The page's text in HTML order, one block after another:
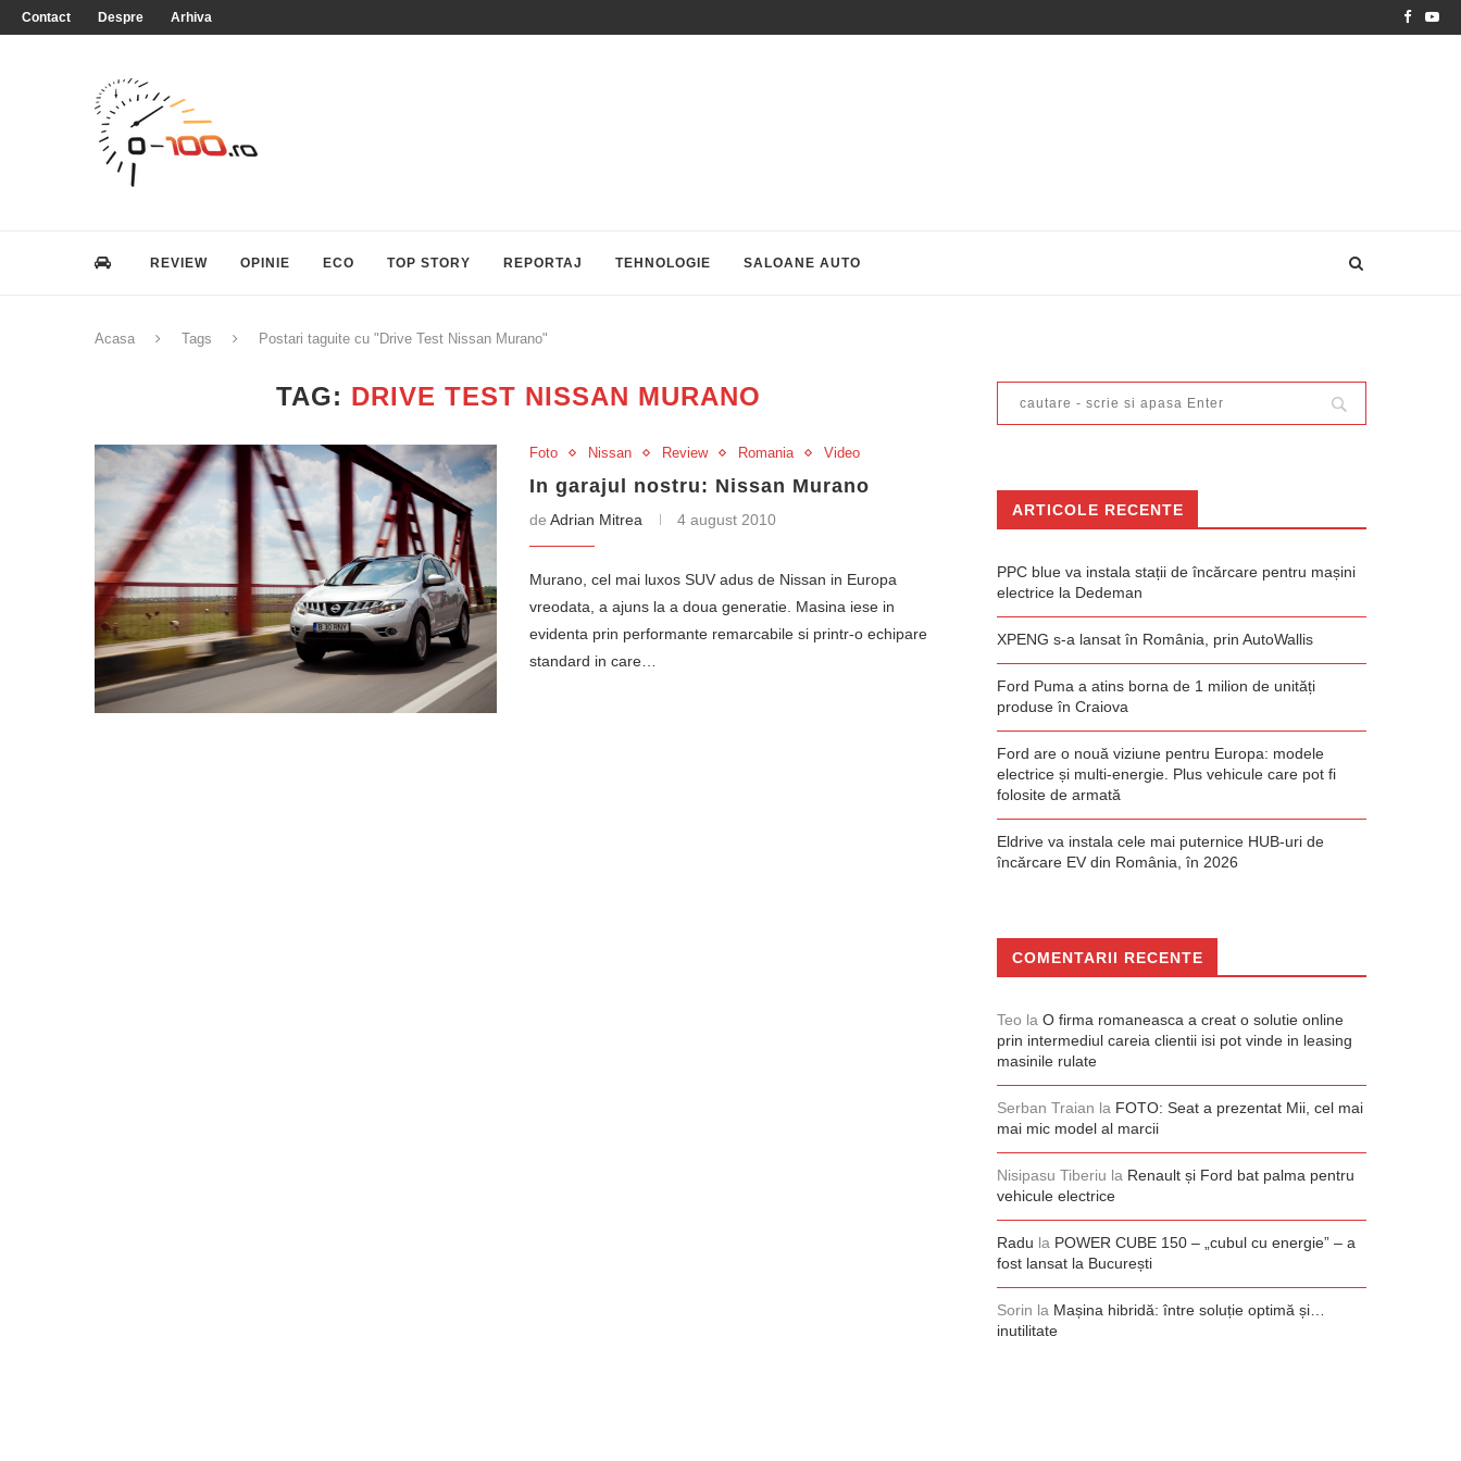
Contact Despre Arhiva
REVIEW OPINIE ECO TOP STORY REPORTAJ TEHNOLOGIE SALOANE AUTO
Acasa Tags Postari taguite cu "Drive Test Nissan Murano"
TAG: DRIVE TEST NISSAN MURANO
Foto Nissan Review Romania Video
In garajul nostru: Nissan Murano
de Adrian Mitrea 4 august 2010
Murano, cel mai luxos SUV adus de Nissan in Europa
vreodata, a ajuns la a doua generatie. Masina iese in
evidenta prin performante remarcabile si printr-o echipare
standard in care…
ARTICOLE RECENTE
PPC blue va instala stații de încărcare pentru mașini
electrice la Dedeman
XPENG s-a lansat în România, prin AutoWallis
Ford Puma a atins borna de 1 milion de unități
produse în Craiova
Ford are o nouă viziune pentru Europa: modele
electrice și multi-energie. Plus vehicule care pot fi
folosite de armată
Eldrive va instala cele mai puternice HUB-uri de
încărcare EV din România, în 2026
COMENTARII RECENTE
Teo la O firma romaneasca a creat o solutie online
prin intermediul careia clientii isi pot vinde in leasing
masinile rulate
Serban Traian la FOTO: Seat a prezentat Mii, cel mai
mai mic model al marcii
Nisipasu Tiberiu la Renault și Ford bat palma pentru
vehicule electrice
Radu la POWER CUBE 150 – „cubul cu energie” – a
fost lansat la București
Sorin la Mașina hibridă: între soluție optimă și…
inutilitate